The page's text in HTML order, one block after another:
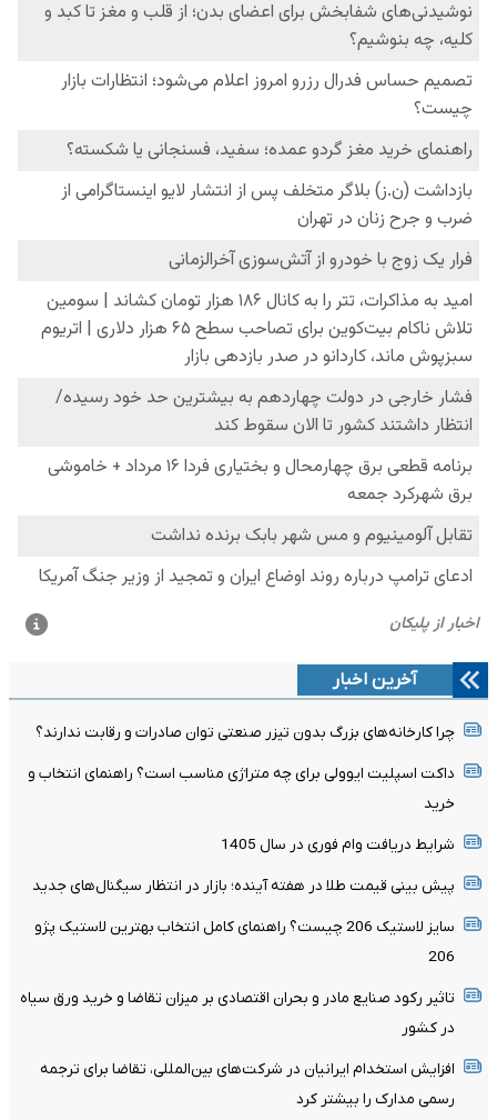
آخرین اخبار
چرا کارخانه‌های بزرگ بدون تیزر صنعتی توان صادرات و رقابت ندارند؟
داکت اسپلیت ایوولی برای چه متراژی مناسب است؟ راهنمای انتخاب و
خرید
شرایط دریافت وام فوری در سال 1405
پیش بینی قیمت طلا در هفته آینده؛ بازار در انتظار سیگنال‌های جدید
سایز لاستیک 206 چیست؟ راهنمای کامل انتخاب بهترین لاستیک پژو
206
تاثیر رکود صنایع مادر و بحران اقتصادی بر میزان تقاضا و خرید ورق سیاه
در کشور
افزایش استخدام ایرانیان در شرکت‌های بین‌المللی، تقاضا برای ترجمه
رسمی مدارک را بیشتر کرد